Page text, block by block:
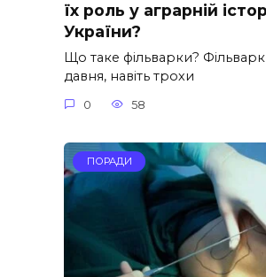
їх роль у аграрній
України?
Що таке фільварки?
давня, навіть трохи
0 58
ПОРАДИ